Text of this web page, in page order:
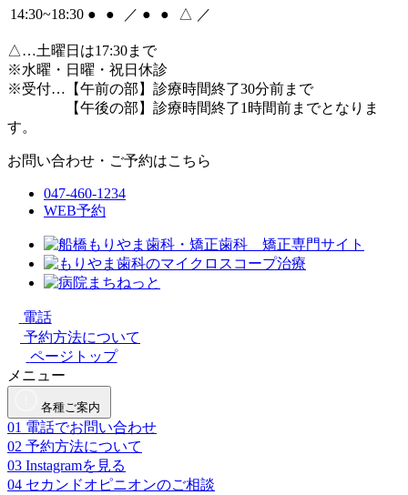
14:30~18:30 ● ● ／ ● ● △ ／
△…土曜日は17:30まで
※水曜・日曜・祝日休診
※受付…【午前の部】診療時間終了30分前まで
【午後の部】診療時間終了1時間前までとなりま
す。
お問い合わせ・ご予約はこちら
047-460-1234
WEB予約
電話
予約方法について
ページトップ
メニュー
各種ご案内
01 電話でお問い合わせ
02 予約方法について
03 Instagramを見る
04 セカンドオピニオンのご相談